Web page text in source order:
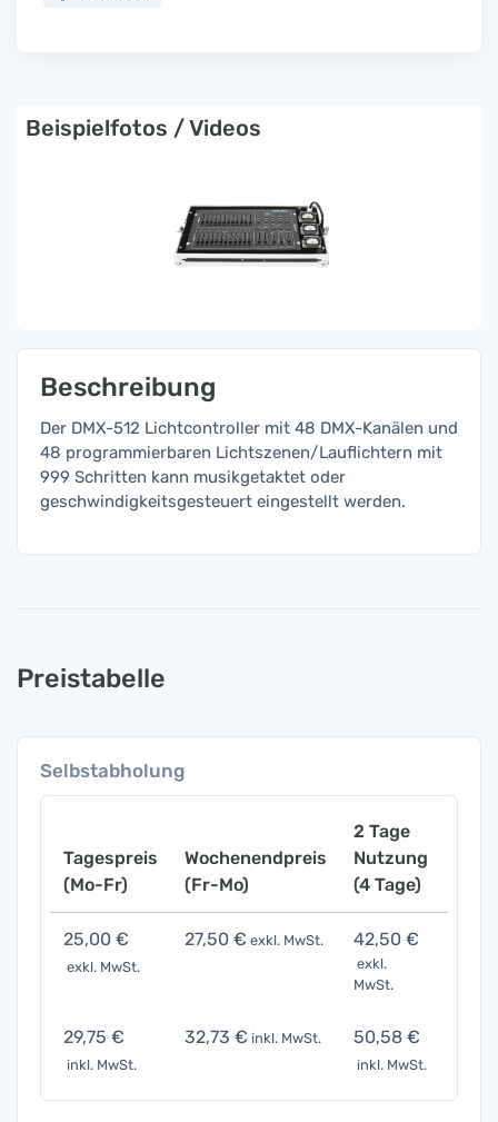
Beispielfotos / Videos
Beschreibung
Der DMX-512 Lichtcontroller mit 48 DMX-Kanälen und
48 programmierbaren Lichtszenen/Lauflichtern mit
999 Schritten kann musikgetaktet oder
geschwindigkeitsgesteuert eingestellt werden.
Preistabelle
Selbstabholung
Tagespreis
(Mo-Fr)
Wochenendpreis
(Fr-Mo)
2 Tage
Nutzung
(4 Tage)
25,00 €
exkl. MwSt.
27,50 € exkl. MwSt. 42,50 €
exkl.
MwSt.
29,75 €
inkl. MwSt.
32,73 € inkl. MwSt. 50,58 €
inkl. MwSt.